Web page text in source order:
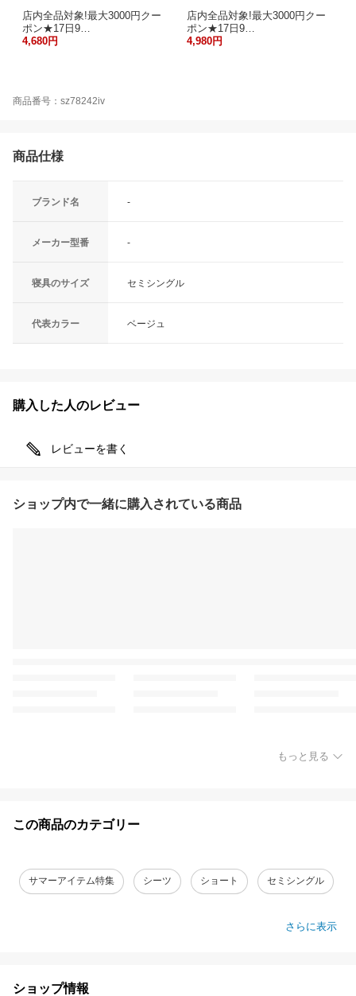
店内全品対象!最大3000円クー
ポン★17日9…
4,680円
店内全品対象!最大3000円クー
ポン★17日9…
4,980円
商品番号：sz78242iv
商品仕様
ブランド名 -
メーカー型番 -
寝具のサイズ セミシングル
代表カラー ベージュ
購入した人のレビュー
レビューを書く
ショップ内で一緒に購入されている商品
もっと見る
この商品のカテゴリー
サマーアイテム特集 シーツ ショート セミシングル
さらに表示
ショップ情報